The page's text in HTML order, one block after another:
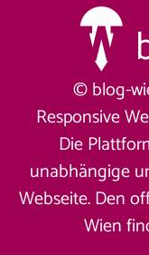
© blog-
Responsive
Die
unabhängige
Webseite. Den
Wien